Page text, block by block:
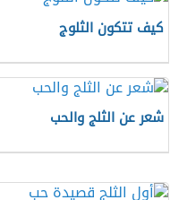
كيف تتكون الثلوج
شعر عن الثلج والحب